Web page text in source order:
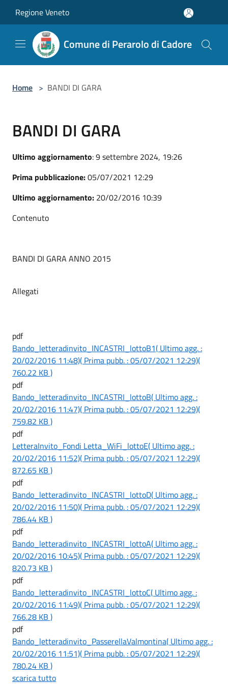
Regione Veneto
Comune di Perarolo di Cadore
Home > BANDI DI GARA
BANDI DI GARA
Ultimo aggiornamento: 9 settembre 2024, 19:26
Prima pubblicazione:05/07/2021 12:29
Ultimo aggiornamento: 20/02/2016 10:39
Contenuto
BANDI DI GARA ANNO 2015
Allegati
pdf
Bando_letteradinvito_INCASTRI_lottoB1( Ultimo agg. :
20/02/2016 11:48)( Prima pubb. : 05/07/2021 12:29)(
760.22 KB )
pdf
Bando_letteradinvito_INCASTRI_lottoB( Ultimo agg. :
20/02/2016 11:47)( Prima pubb. : 05/07/2021 12:29)(
759.82 KB )
pdf
LetteraInvito_Fondi Letta_WiFi_lottoE( Ultimo agg. :
20/02/2016 11:52)( Prima pubb. : 05/07/2021 12:29)(
872.65 KB )
pdf
Bando_letteradinvito_INCASTRI_lottoD( Ultimo agg. :
20/02/2016 11:50)( Prima pubb. : 05/07/2021 12:29)(
786.44 KB )
pdf
Bando_letteradinvito_INCASTRI_lottoA( Ultimo agg. :
20/02/2016 10:45)( Prima pubb. : 05/07/2021 12:29)(
820.73 KB )
pdf
Bando_letteradinvito_INCASTRI_lottoC( Ultimo agg. :
20/02/2016 11:49)( Prima pubb. : 05/07/2021 12:29)(
766.28 KB )
pdf
Bando_letteradinvito_PasserellaValmontina( Ultimo agg. :
20/02/2016 11:51)( Prima pubb. : 05/07/2021 12:29)(
780.24 KB )
scarica tutto